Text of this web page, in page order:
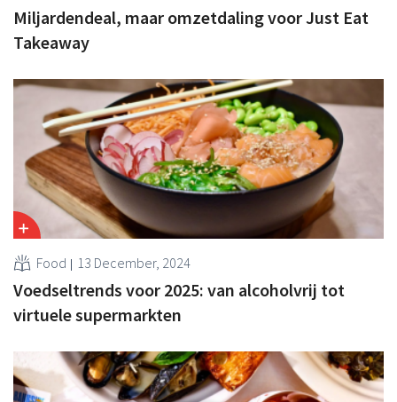
Miljardendeal, maar omzetdaling voor Just Eat
Takeaway
Food 13 December, 2024
Voedseltrends voor 2025: van alcoholvrij tot
virtuele supermarkten